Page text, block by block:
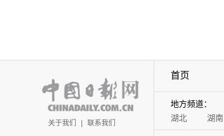
关于我们 | 联系我们
首页
地方频道：
湖北
湖南